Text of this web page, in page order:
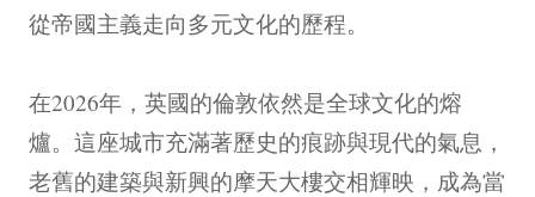
從帝國主義走向多元文化的歷程。
在2026年，英國的倫敦依然是全球文化的熔
爐。這座城市充滿著歷史的痕跡與現代的氣息，
老舊的建築與新興的摩天大樓交相輝映，成為當